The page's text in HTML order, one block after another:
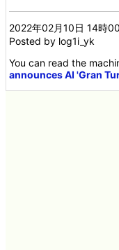
2022年02月10日 14時
Posted by log1i_yk
You can read the
announces AI 'Gran